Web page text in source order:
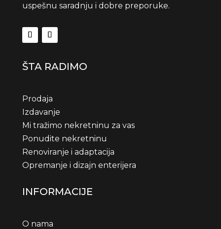
uspešnu saradnju i dobre preporuke.
ŠTA RADIMO
Prodaja
Izdavanje
Mi tražimo nekretninu za vas
Ponudite nekretninu
Renoviranje i adaptacija
Opremanje i dizajn enterijera
INFORMACIJE
O nama